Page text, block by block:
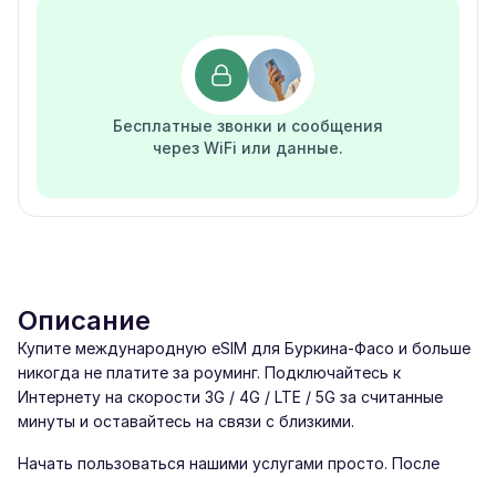
Бесплатные звонки и сообщения
через WiFi или данные.
Описание
Купите международную eSIM для Буркина-Фасо и больше
никогда не платите за роуминг. Подключайтесь к
Интернету на скорости 3G / 4G / LTE / 5G за считанные
минуты и оставайтесь на связи с близкими.
Начать пользоваться нашими услугами просто. После